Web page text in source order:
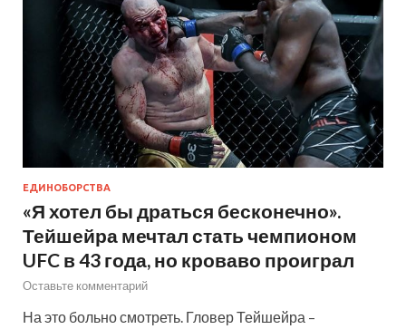
ЕДИНОБОРСТВА
«Я хотел бы драться бесконечно».
Тейшейра мечтал стать чемпионом
UFC в 43 года, но кроваво проиграл
Оставьте комментарий
На это больно смотреть. Гловер Тейшейра –